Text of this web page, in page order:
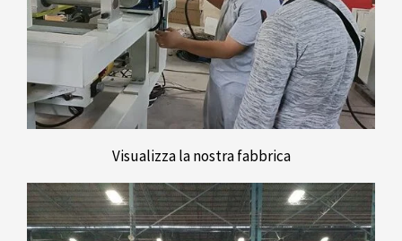
Visualizza la nostra fabbrica